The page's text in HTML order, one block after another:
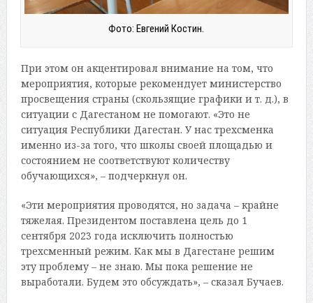
Фото: Евгений Костин.
При этом он акцентировал внимание на том, что
мероприятия, которые рекомендует министерство
просвещения страны (скользящие графики и т. д.), в
ситуации с Дагестаном не помогают. «Это не
ситуация Республики Дагестан. У нас трехсменка
именно из-за того, что школы своей площадью и
состоянием не соответствуют количеству
обучающихся», – подчеркнул он.
«Эти мероприятия проводятся, но задача – крайне
тяжелая. Президентом поставлена цель до 1
сентября 2023 года исключить полностью
трехсменный режим. Как мы в Дагестане решим
эту проблему – не знаю. Мы пока решение не
выработали. Будем это обсуждать», – сказал Бучаев.